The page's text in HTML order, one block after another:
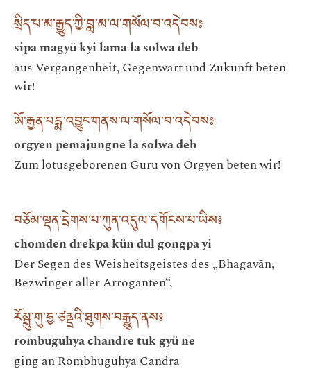
སྲིད་པ་མ་རྒྱུད་ཀྱི་བླ་མ་ལ་གསོལ་བ་འདེབས༔
sipa magyü kyi lama la solwa deb
aus Vergangenheit, Gegenwart und Zukunft beten
wir!
ཨོ་རྒྱན་པདྨ་འབྱུང་གནས་ལ་གསོལ་བ་འདེབས༔
orgyen pemajungne la solwa deb
Zum lotusgeborenen Guru von Orgyen beten wir!
བཅོམ་ལྡན་དྲེགས་པ་ཀུན་འདུལ་དགོངས་པ་ཡིས༔
chomden drekpa kün dul gongpa yi
Der Segen des Weisheitsgeistes des „Bhagavān,
Bezwinger aller Arroganten“,
རོམྦུ་གུ་ཧྱ་ཙནྡྲའི་ཐུགས་བརྒྱུད་ནས༔
rombuguhya chandre tuk gyü ne
ging an Rombhuguhya Candra